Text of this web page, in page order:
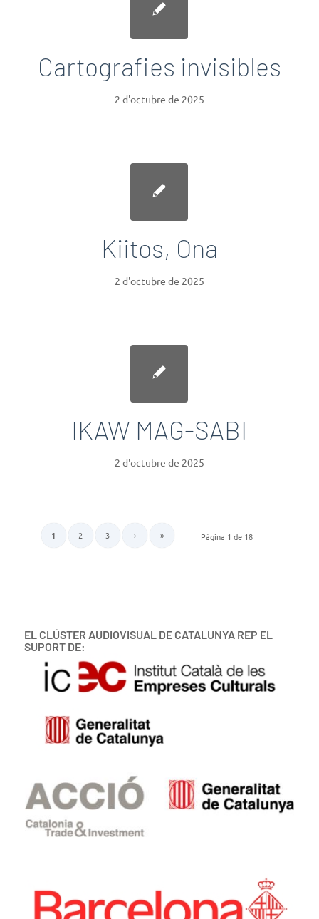
Cartografies invisibles
2 d'octubre de 2025
Kiitos, Ona
2 d'octubre de 2025
IKAW MAG-SABI
2 d'octubre de 2025
Pàgina 1 de 18
1 2 3 › »
EL CLÚSTER AUDIOVISUAL DE CATALUNYA REP EL
SUPORT DE: